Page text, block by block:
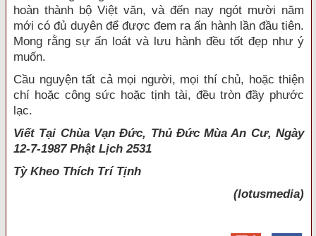
hoàn thành bộ Việt văn, và đến nay ngót mười năm
mới có đủ duyên để được đem ra ấn hành lần đầu tiên.
Mong rằng sự ấn loát và lưu hành đều tốt đẹp như ý
muốn.
Cầu nguyện tất cả mọi người, mọi thí chủ, hoặc thiện
chí hoặc công sức hoặc tịnh tài, đều tròn đầy phước
lạc.
Viết Tại Chùa Vạn Đức, Thủ Đức Mùa An Cư, Ngày
12-7-1987 Phật Lịch 2531
Tỳ Kheo Thích Trí Tịnh
(lotusmedia)